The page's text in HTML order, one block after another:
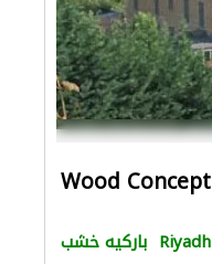
Wood Concept
باركيه خشب Riyadh